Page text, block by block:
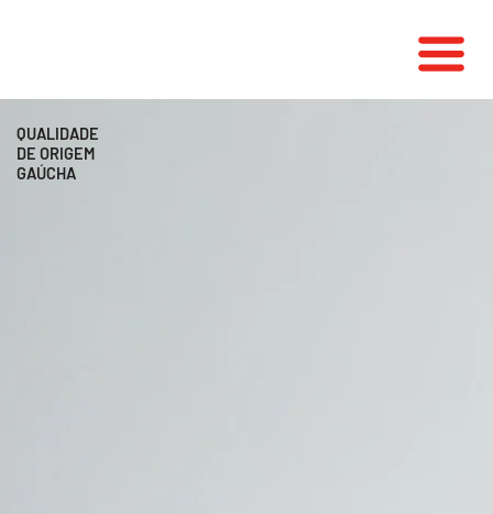
QUALIDADE
DE ORIGEM
GAÚCHA